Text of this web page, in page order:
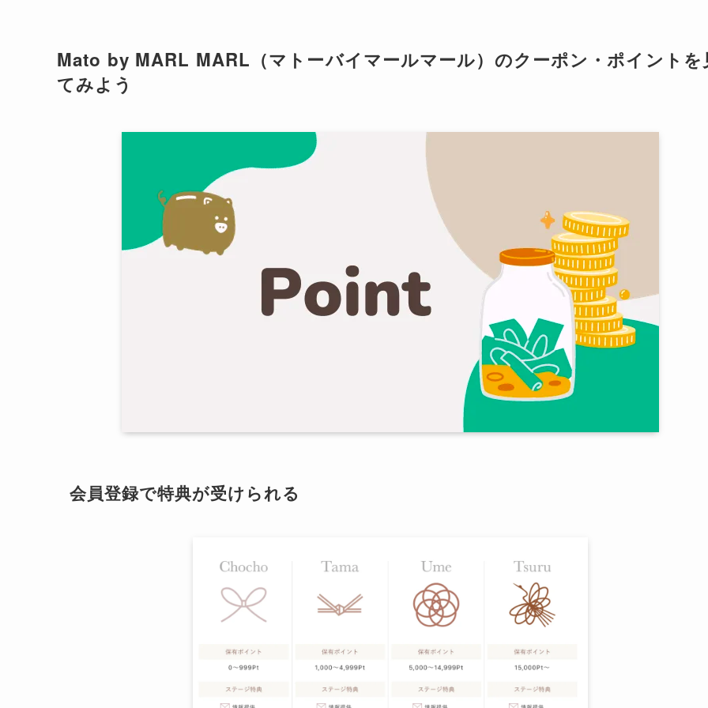
Mato by MARL MARL（マトーバイマールマール）のクーポン・ポイントを
てみよう
会員登録で特典が受けられる